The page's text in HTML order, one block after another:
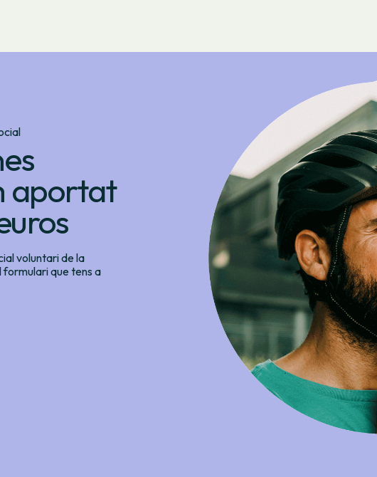
aportat
voluntari de la
que tens a